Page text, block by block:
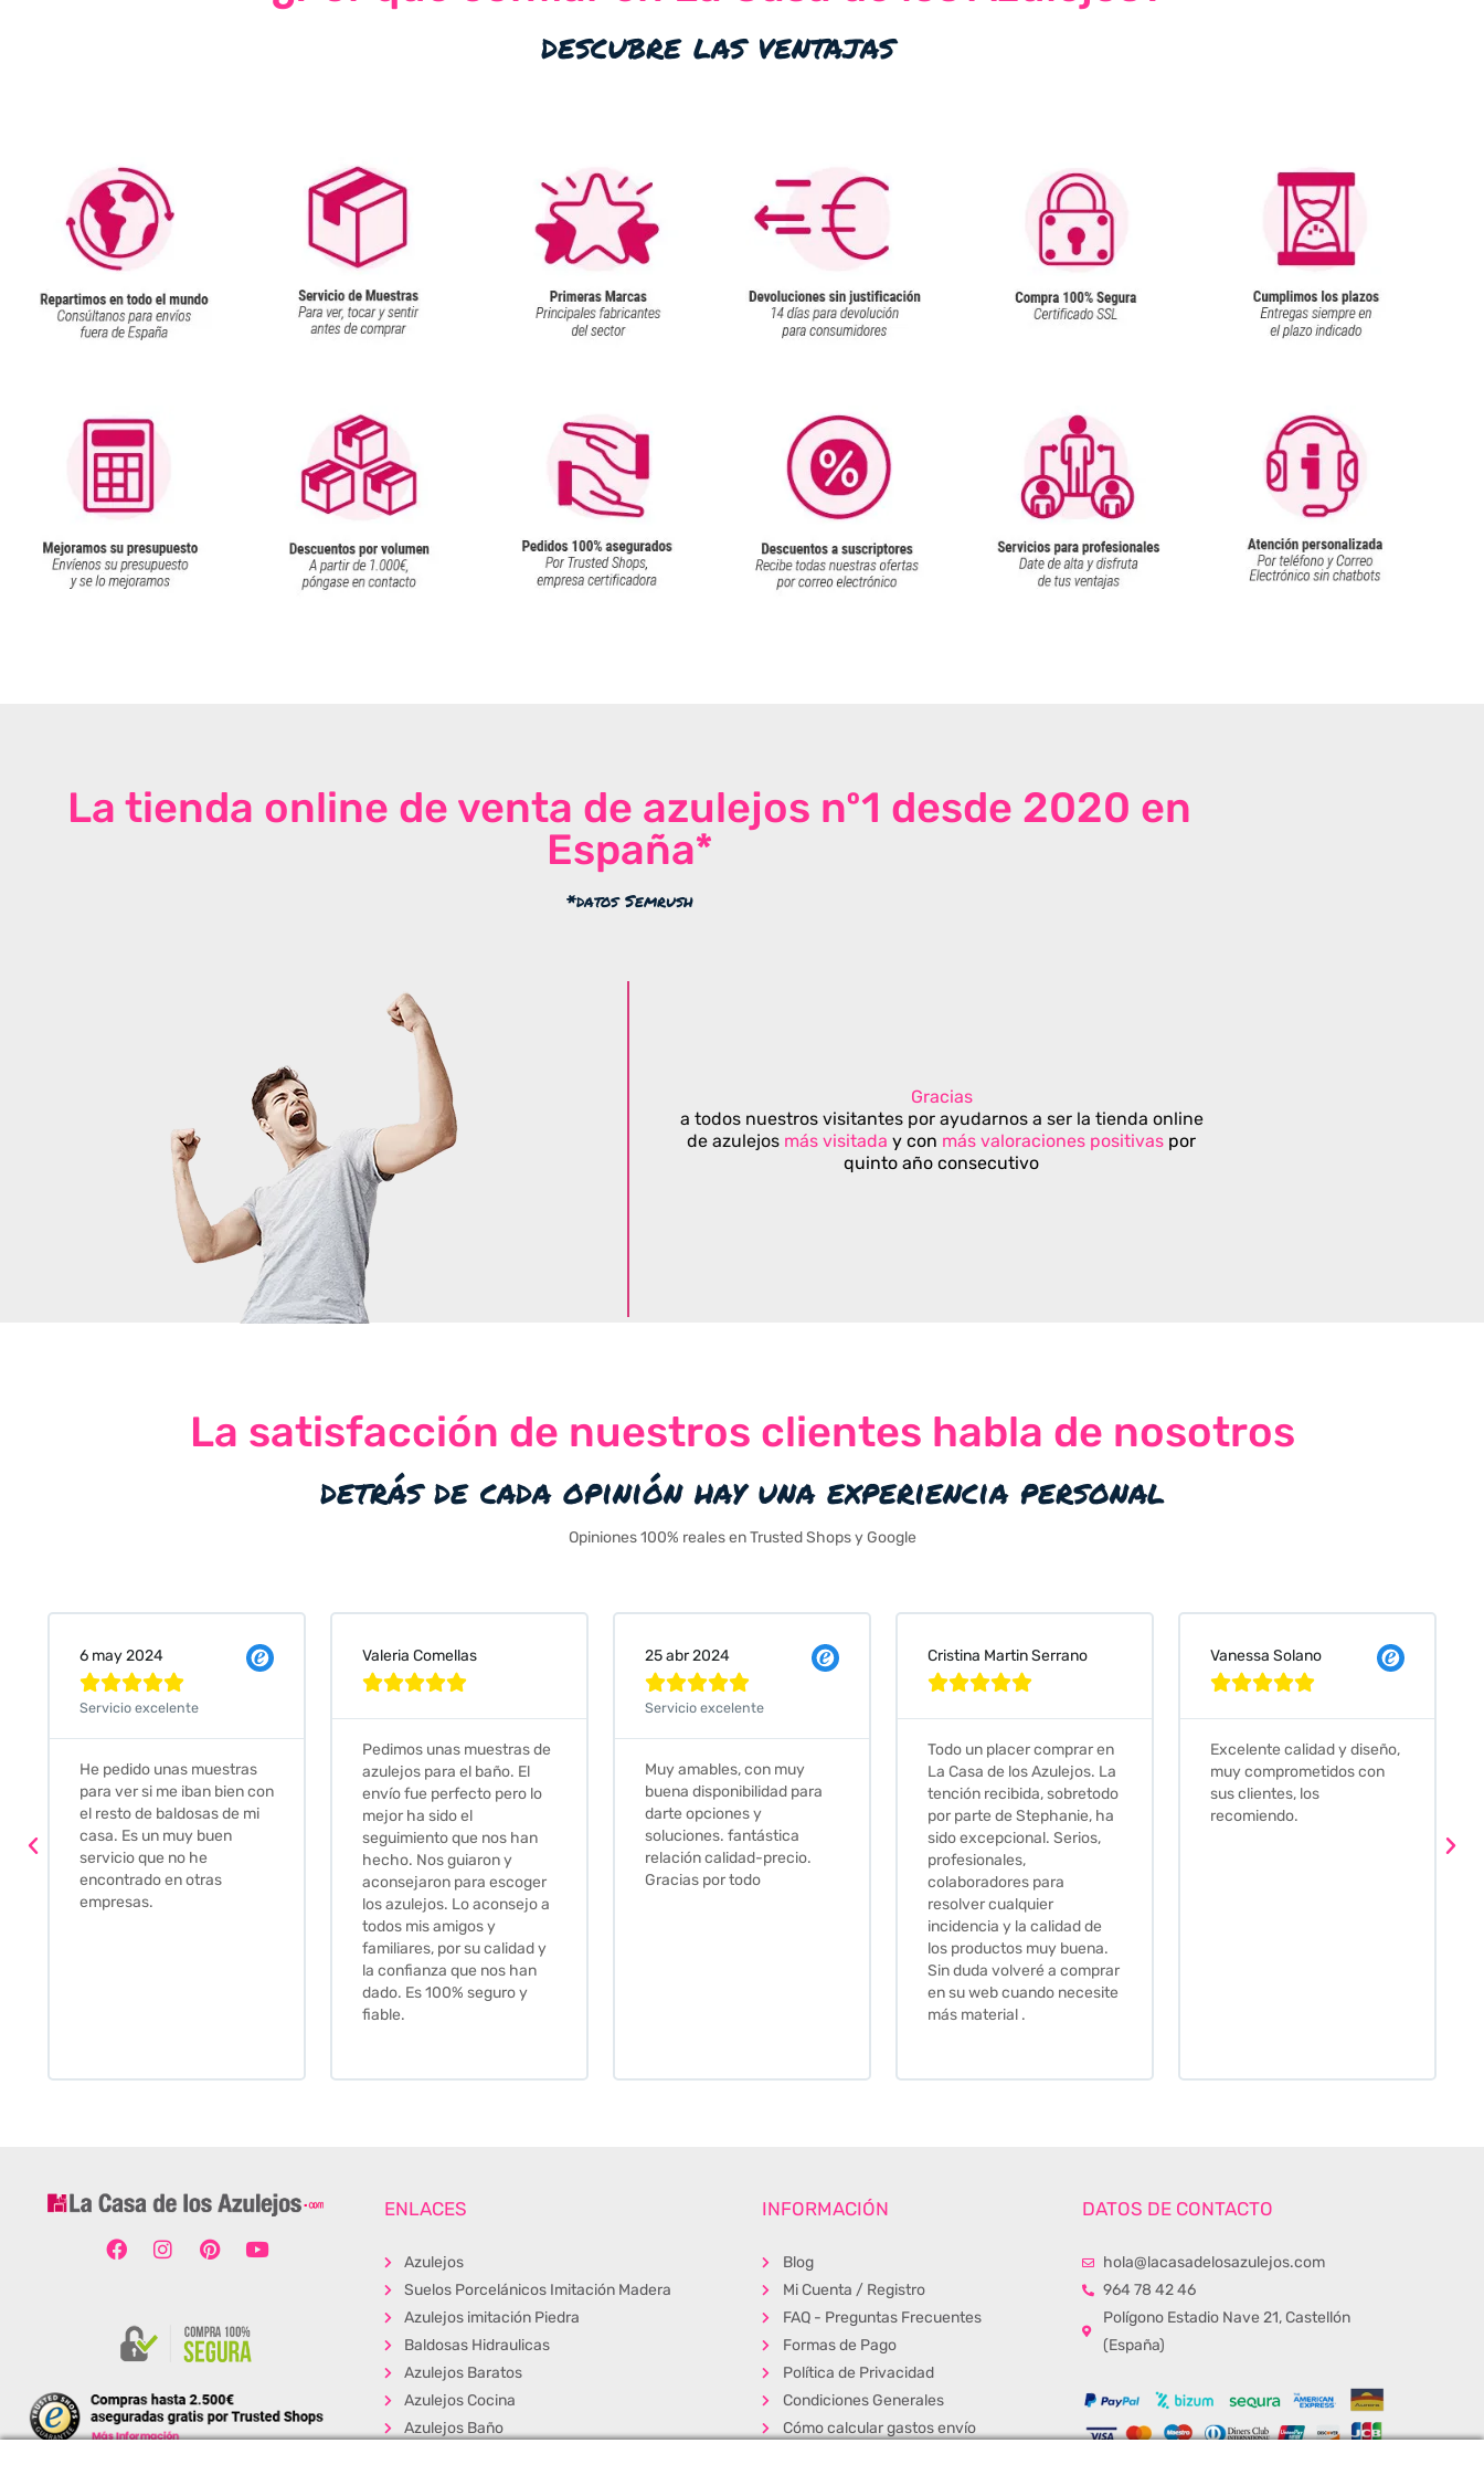
descubre las ventajas
La tienda online de venta de azulejos nº1 desde 2020 en
España*
*datos Semrush
Gracias
a todos nuestros visitantes por ayudarnos a ser la tienda online
de azulejos más visitada y con más valoraciones positivas por
quinto año consecutivo
La satisfacción de nuestros clientes habla de nosotros
detrás de cada opinión hay una experiencia personal
Opiniones 100% reales en Trusted Shops y Google
Valeria Comellas

azulejos para el baño. El
envío fue perfecto pero lo
mejor ha sido el
seguimiento que nos han
hecho. Nos guiaron y
aconsejaron para escoger
los azulejos. Lo aconsejo a
25 abr 2024

Muy amables, con muy
buena disponibilidad para
darte opciones y
soluciones. fantástica
relación calidad-precio.
Gracias por todo
Cristina Martin Serrano

La Casa de los Azulejos. La
tención recibida, sobretodo
por parte de Stephanie, ha
sido excepcional. Serios,
profesionales,
colaboradores para
Vanessa Solano

Excelente calidad y diseño,
muy comprometidos con
sus clientes, los
recomiendo.
Judit Bonet Pardell

Que decir, si teneis que
comprar alguna baldosa
este és el sitio indicado! Yo
pedi una muestra y me
ENLACES
Azulejos
Suelos Porcelánicos Imitación Madera
Azulejos imitación Piedra
Baldosas Hidraulicas
Azulejos Baratos
Azulejos Cocina
Azulejos Baño
INFORMACIÓN
Blog
Mi Cuenta / Registro
FAQ - Preguntas Frecuentes
Formas de Pago
Política de Privacidad
Condiciones Generales
Cómo calcular gastos envío
DATOS DE CONTACTO
hola@lacasadelosazulejos.com
964 78 42 46
Polígono Estadio Nave 21, Castellón
(España)